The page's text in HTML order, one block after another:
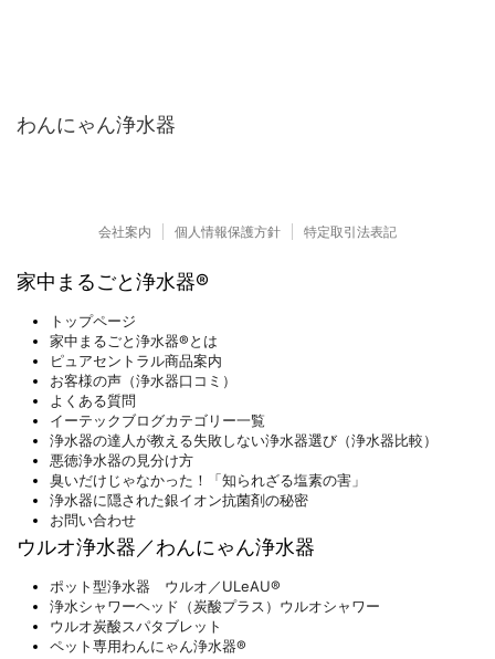
わんにゃん浄水器
会社案内 個人情報保護方針 特定取引法表記
家中まるごと浄水器®
トップページ
家中まるごと浄水器®とは
ピュアセントラル商品案内
お客様の声（浄水器口コミ）
よくある質問
イーテックブログカテゴリー一覧
浄水器の達人が教える失敗しない浄水器選び（浄水器比較）
悪徳浄水器の見分け方
臭いだけじゃなかった！「知られざる塩素の害」
浄水器に隠された銀イオン抗菌剤の秘密
お問い合わせ
ウルオ浄水器／わんにゃん浄水器
ポット型浄水器 ウルオ／ULeAU®
浄水シャワーヘッド（炭酸プラス）ウルオシャワー
ウルオ炭酸スパタブレット
ペット専用わんにゃん浄水器®